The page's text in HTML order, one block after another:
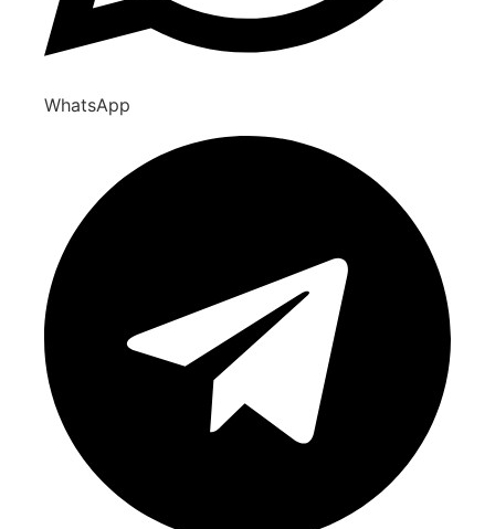
WhatsApp